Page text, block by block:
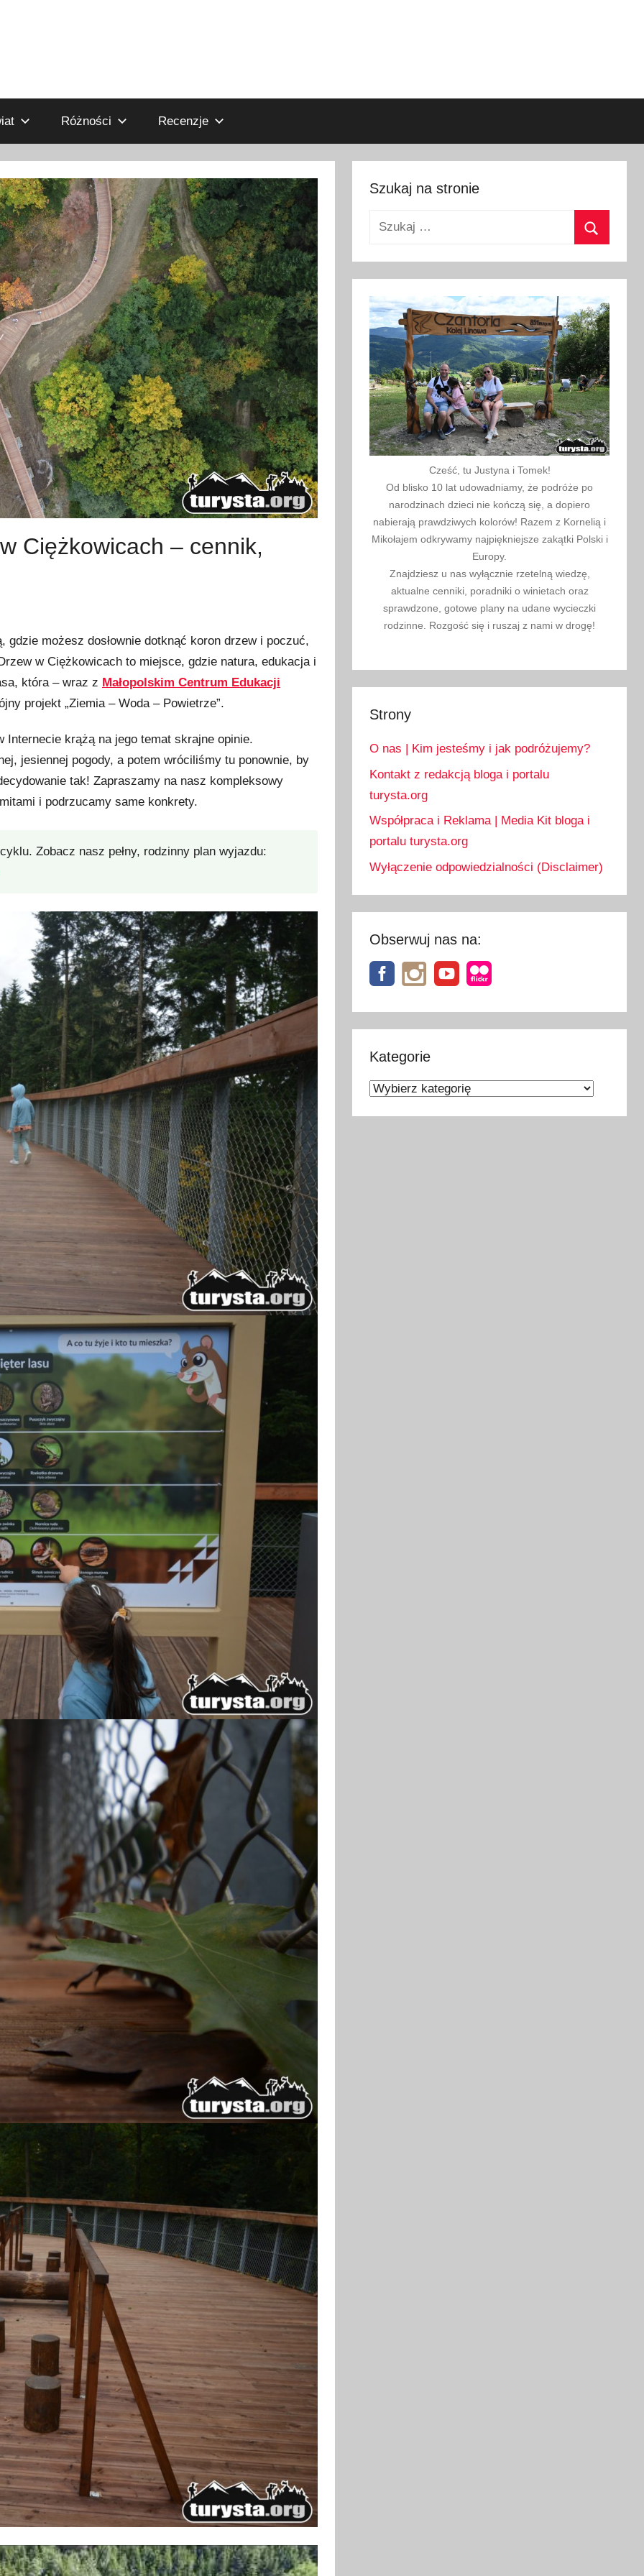
Różności Recenzje
Ciężkowicach – cennik,
możesz dosłownie dotknąć koron drzew i poczuć,
w Ciężkowicach to miejsce, gdzie natura, edukacja i
która – wraz z Małopolskim Centrum Edukacji
projekt „Ziemia – Woda – Powietrze”.
krążą na jego temat skrajne opinie.
jesiennej pogody, a potem wróciliśmy tu ponownie, by
tak! Zapraszamy na nasz kompleksowy
i podrzucamy same konkrety.
Zobacz nasz pełny, rodzinny plan wyjazdu:
Szukaj na stronie
Szukaj:
Cześć, tu Justyna i Tomek!
Od blisko 10 lat udowadniamy, że podróże po
narodzinach dzieci nie kończą się, a dopiero
nabierają prawdziwych kolorów! Razem z Kornelią i
Mikołajem odkrywamy najpiękniejsze zakątki Polski i
Europy.
Znajdziesz u nas wyłącznie rzetelną wiedzę,
aktualne cenniki, poradniki o winietach oraz
sprawdzone, gotowe plany na udane wycieczki
rodzinne. Rozgość się i ruszaj z nami w drogę!
Strony
O nas | Kim jesteśmy i jak podróżujemy?
Kontakt z redakcją bloga i portalu
turysta.org
Współpraca i Reklama | Media Kit bloga i
portalu turysta.org
Wyłączenie odpowiedzialności (Disclaimer)
Obserwuj nas na:
Kategorie
Kategorie